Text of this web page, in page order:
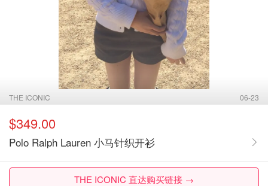
THE ICONIC 06-23
$349.00
Polo Ralph Lauren 小马针织开衫
THE ICONIC 直达购买链接 →